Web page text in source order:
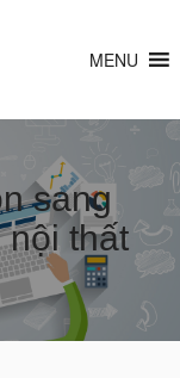
MENU
sang
nội thất